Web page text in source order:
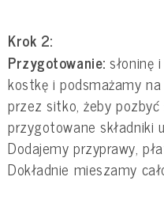
Krok 2:
Przygotowanie: słoninę
kostkę i podsmażamy
przez sitko, żeby
przygotowane składniki
Dodajemy przyprawy,
Dokładnie mieszamy